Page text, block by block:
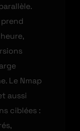
Le Nmap
aussi
ciblées :